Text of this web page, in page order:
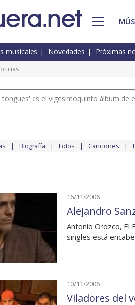
musicales Novedades Próximas
tongues' es el vigesimoquinto álbum de
Biografía Fotos Canciones
16/11/2006
Alejandro
Antonio Orozco, El
singles está
10/11/2006
Viladores del